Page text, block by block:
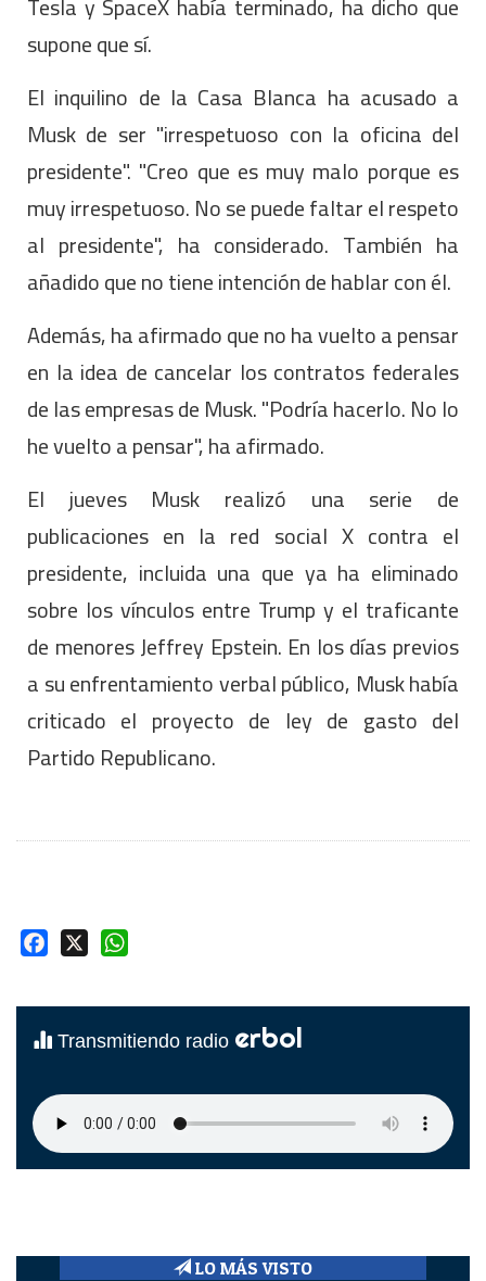
supone que sí.
El inquilino de la Casa Blanca ha acusado a
Musk de ser "irrespetuoso con la oficina del
presidente". "Creo que es muy malo porque es
muy irrespetuoso. No se puede faltar el respeto
al presidente", ha considerado. También ha
añadido que no tiene intención de hablar con él.
Además, ha afirmado que no ha vuelto a pensar
en la idea de cancelar los contratos federales
de las empresas de Musk. "Podría hacerlo. No lo
he vuelto a pensar", ha afirmado.
El jueves Musk realizó una serie de
publicaciones en la red social X contra el
presidente, incluida una que ya ha eliminado
sobre los vínculos entre Trump y el traficante
de menores Jeffrey Epstein. En los días previos
a su enfrentamiento verbal público, Musk había
criticado el proyecto de ley de gasto del
Partido Republicano.
Facebook
Transmitiendo radio erbol
LO MÁS VISTO